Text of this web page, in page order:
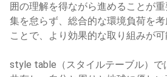
囲の理解を得ながら進めることが
集を怠らず、総合的な環境負荷を
ことで、より効果的な取り組みが可
style table（スタイルテーブル）で